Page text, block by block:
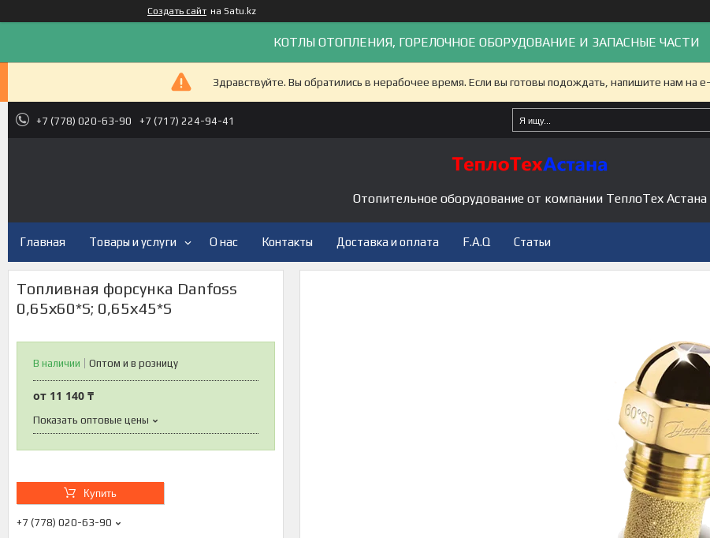
Создать сайт на Satu.kz
КОТЛЫ ОТОПЛЕНИЯ, ГОРЕЛОЧНОЕ ОБОРУДОВАНИЕ И ЗАПАСНЫЕ ЧАСТИ
Здравствуйте. Вы обратились в нерабочее время. Если вы готовы подождать, напишите нам на
+7 (778) 020-63-90 +7 (717) 224-94-41
Отопительное оборудование от компании ТеплоТех Астана
Главная Товары и услуги О нас Контакты Доставка и оплата F.A.Q Статьи
Топливная форсунка Danfoss
0,65х60*S; 0,65х45*S
В наличии Оптом и в розницу
от 11 140 ₸
Показать оптовые цены
Купить
+7 (778) 020-63-90